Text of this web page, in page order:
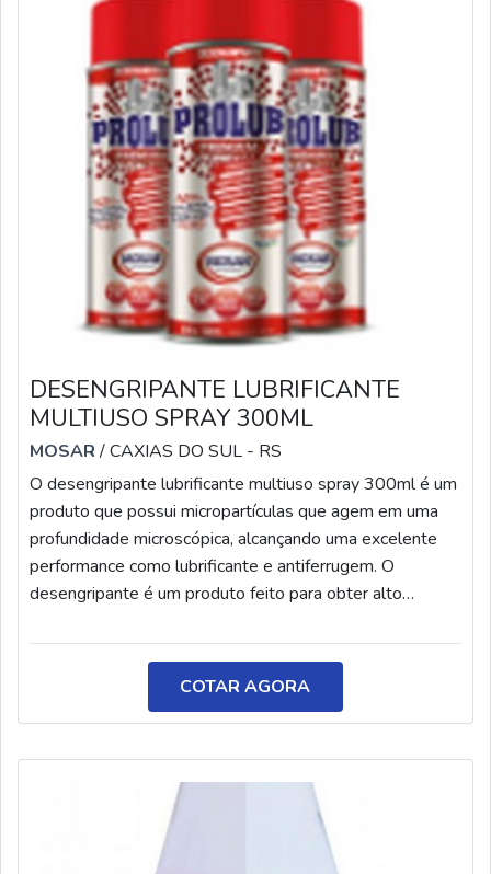
segmento por toda seriedade e qualidade o que garante
o sucesso aos parceiros de ponta a ponta.Aproveite a
visita para acessar o nosso site e saber mais sobre a
empresa, nossos serviços e produtos. Se preferir, entre
em contato com um dos nossos consultores e solicite
um orçamento!
DESENGRIPANTE LUBRIFICANTE
MULTIUSO SPRAY 300ML
MOSAR/ CAXIAS DO SUL - RS
O desengripante lubrificante multiuso spray 300ml é um
produto que possui micropartículas que agem em uma
profundidade microscópica, alcançando uma excelente
performance como lubrificante e antiferrugem. O
desengripante é um produto feito para obter alto
Por constituir uma nova fórmula, o produto permite que
os princípios ativos sejam processados e combinados de
modo único.INFORMAÇÕES SOBRE O PRODUTOO
desengripante possui uma fórmula poderosa, que
COTAR AGORA